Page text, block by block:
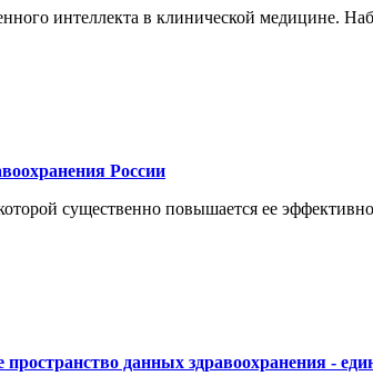
интеллекта в клинической медицине.
России
существенно повышается ее
данных здравоохранения -